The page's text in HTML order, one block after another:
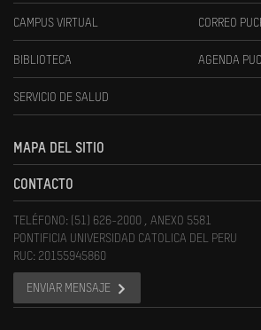
CAMPUS VIRTUAL CORREO
BIBLIOTECA AGENDA
SERVICIO DE SALUD
MAPA DEL SITIO
CONTACTO
TELÉFONO: (51) 626-2000 , ANEXO 5581
PONTIFICIA UNIVERSIDAD CATOLICA DEL PERU
RUC: 20155945860
ENVIAR MENSAJE